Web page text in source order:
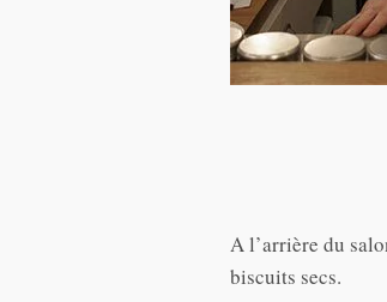
A l’arrière du
biscuits secs.